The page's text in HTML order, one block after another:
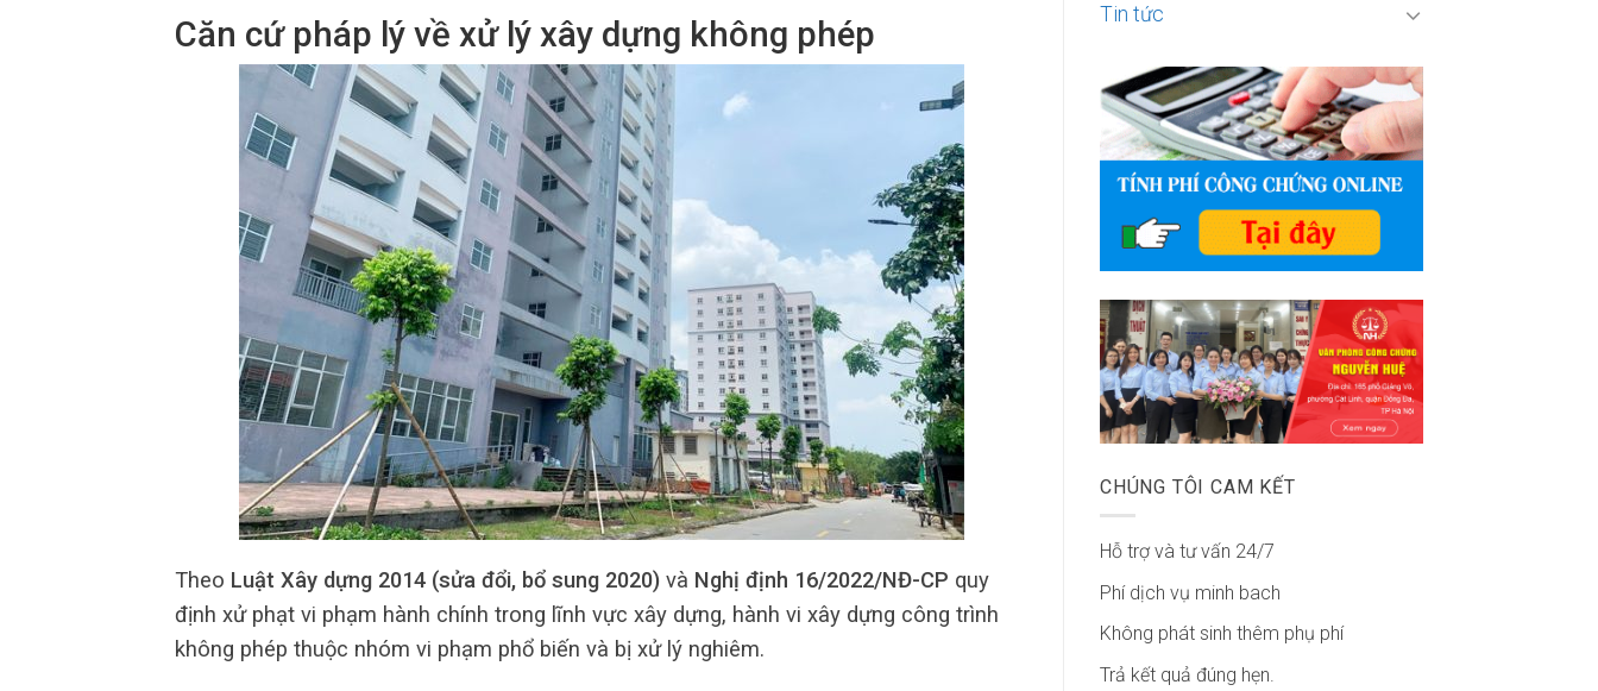
Căn cứ pháp lý về xử lý xây dựng không phép
Theo Luật Xây dựng 2014 (sửa đổi, bổ sung 2020) và Nghị định 16/2022/NĐ-CP quy
định xử phạt vi phạm hành chính trong lĩnh vực xây dựng, hành vi xây dựng công trình
không phép thuộc nhóm vi phạm phổ biến và bị xử lý nghiêm.
Tin tức
CHÚNG TÔI CAM KẾT
Hỗ trợ và tư vấn 24/7
Phí dịch vụ minh bach
Không phát sinh thêm phụ phí
Trả kết quả đúng hẹn.